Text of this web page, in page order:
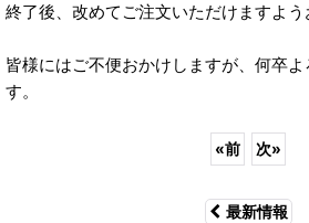
終了後、改めてご注文いただけますよう
皆様にはご不便おかけしますが、何卒
す。
«前 次»
最新情報